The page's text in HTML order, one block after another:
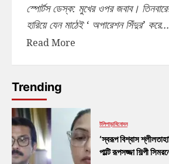
স্পোর্টস ডেস্ক: মুখের ওপর জবাব।
হারিয়ে যেন মাঠেই ‘ অপারেশন সিঁদুর’ করে...
Read More
Trending
টলিপাড়াবিনোদন
‘স্বরূপ বিশ্বাস
পাল্টি রূপসজ্জা শিল্পী